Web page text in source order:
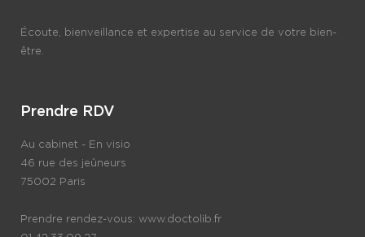
Écoute, bienveillance et expertise au service de votre bien-
être.
Prendre RDV
Au cabinet - En visio
46 rue des jeûneurs
75002 Paris
Prendre rendez-vous: www.doctolib.fr